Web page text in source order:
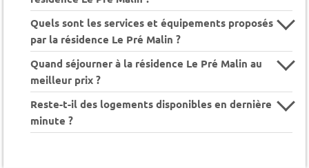
Quels sont les services et équipements proposés
par la résidence Le Pré Malin ?
Quand séjourner à la résidence Le Pré Malin au
meilleur prix ?
Reste-t-il des logements disponibles en dernière
minute ?